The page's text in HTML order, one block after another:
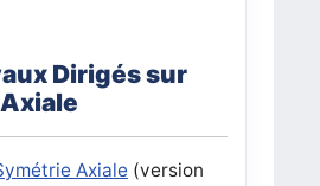
Dirigés sur
Axiale (version